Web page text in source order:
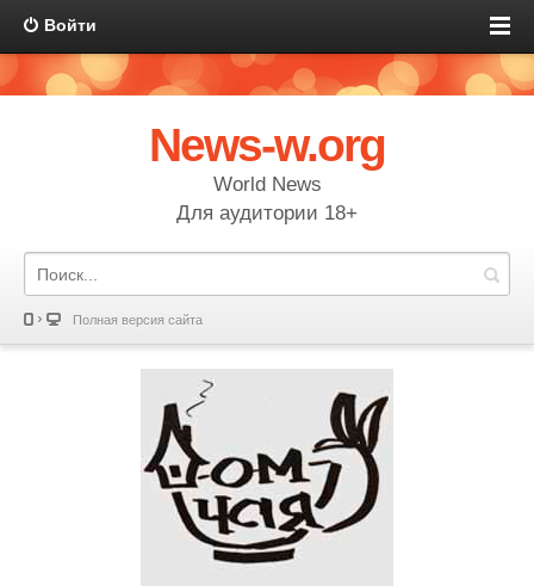
Войти
News-w.org
World News
Для аудитории 18+
Полная версия сайта